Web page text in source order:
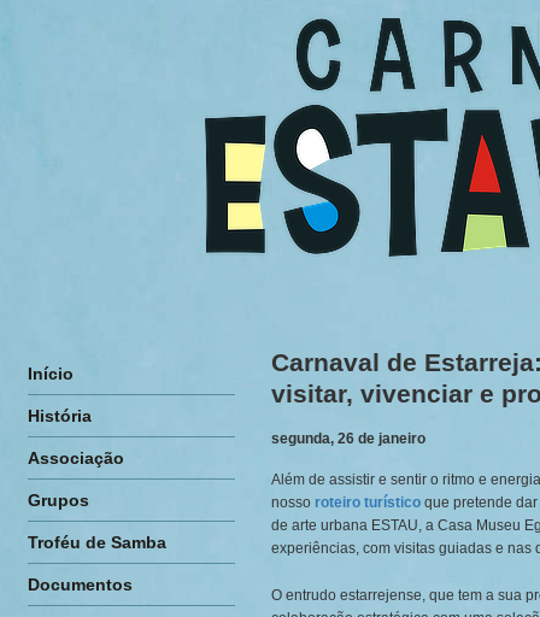
Início
História
Associação
Grupos
Troféu de Samba
Documentos
Carnaval de
visitar, vivenciar e
segunda, 26 de janeiro
Além de assistir e sentir o ritmo e
nosso roteiro turístico que pretende
de arte urbana ESTAU, a Casa Museu
experiências, com visitas guiadas e nas
O entrudo estarrejense, que tem a sua